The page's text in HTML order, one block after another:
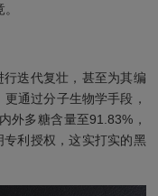
迭代复壮，甚至为其编
通过分子生物学手段，
外多糖含量至91.83%，
利授权，这实打实的黑